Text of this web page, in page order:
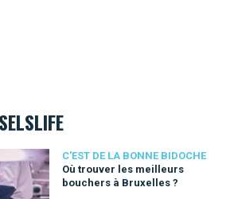
C'EST DE LA BONNE BIDOCHE
Où trouver les meilleurs
bouchers à Bruxelles ?
bouchers à Bruxelles ?